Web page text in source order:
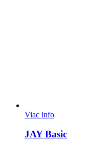
Viac info
JAY Basic